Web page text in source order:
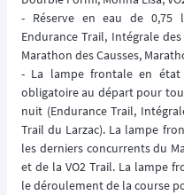
- Réserve en eau de 0,75
Endurance Trail, Intégrale
Marathon des Causses,
- La lampe frontale en état
obligatoire au départ pour
nuit (Endurance Trail,
Trail du Larzac). La lampe
les derniers concurrents du
et de la VO2 Trail. La lampe
le déroulement de la course